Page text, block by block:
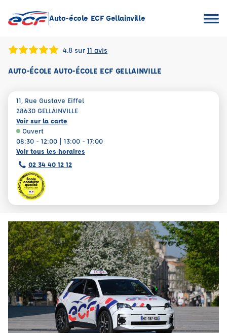
Auto-école ECF Gellainville
4.8 sur 11 avis
AUTO-ÉCOLE AUTO-ÉCOLE ECF GELLAINVILLE
11, Rue Gustave Eiffel
28630 GELLAINVILLE
Voir sur la carte
Ouvert
08:30 - 12:00 | 13:00 - 17:00
Voir tous les horaires
02 34 40 12 12